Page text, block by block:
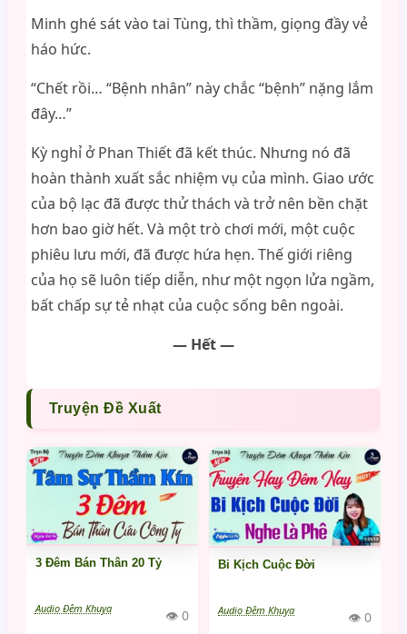
Minh ghé sát vào tai Tùng, thì thầm, giọng đầy vẻ
háo hức.
“Chết rồi… “Bệnh nhân” này chắc “bệnh” nặng lắm
đây…”
Kỳ nghỉ ở Phan Thiết đã kết thúc. Nhưng nó đã
hoàn thành xuất sắc nhiệm vụ của mình. Giao ước
của bộ lạc đã được thử thách và trở nên bền chặt
hơn bao giờ hết. Và một trò chơi mới, một cuộc
phiêu lưu mới, đã được hứa hẹn. Thế giới riêng
của họ sẽ luôn tiếp diễn, như một ngọn lửa ngầm,
bất chấp sự tẻ nhạt của cuộc sống bên ngoài.
— Hết —
Truyện Đề Xuất
3 Đêm Bán Thân 20 Tỷ
Audio Đêm Khuya 👁 0
Bi Kịch Cuộc Đời
Audio Đêm Khuya 👁 0